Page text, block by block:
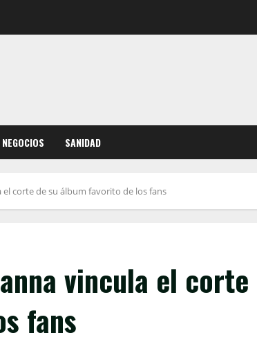
NEGOCIOS SANIDAD
corte de su álbum favorito de los fans
vincula el corte
fans